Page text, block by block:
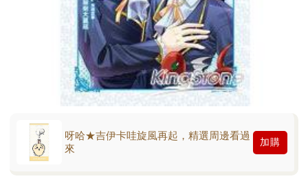
呀哈★吉伊卡哇旋風再起，精選周邊看過
來
加購